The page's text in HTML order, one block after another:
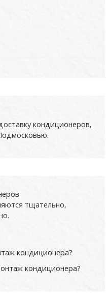
кондиционеров,
тщательно,
кондиционера?
кондиционера?